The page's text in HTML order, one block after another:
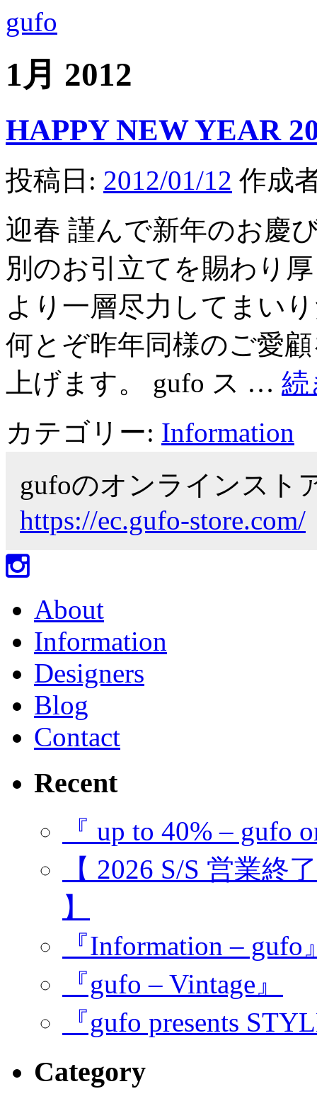
gufo
1月 2012
HAPPY NEW YEAR
投稿日: 2012/01/12 作成
迎春 謹んで新年のお慶
別のお引立てを賜わり
より一層尽力してまい
何とぞ昨年同様のご愛
上げます。 gufo ス …
カテゴリー: Information
gufoのオンラインスト
https://ec.gufo-store.com/
About
Information
Designers
Blog
Contact
Recent
『 up to 40% – gufo
【 2026 S/S 営業終
】
『Information – gufo
『gufo – Vintage』
『gufo presents
Category